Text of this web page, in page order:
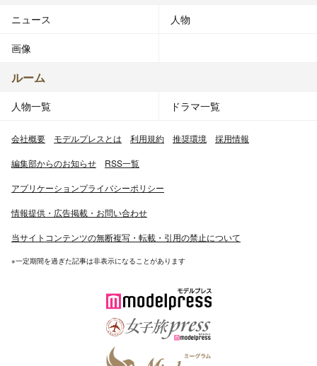
ニュース 人物
画像
ルーム
人物一覧 ドラマ一覧
会社概要 モデルプレスとは 利用規約 推奨環境 採用情報
編集部からのお知らせ RSS一覧
アプリケーションプライバシーポリシー
情報提供・広告掲載・お問い合わせ
当サイトコンテンツの無断複写・転載・引用の禁止について
※一定期間を過ぎた記事は非表示になることがあります